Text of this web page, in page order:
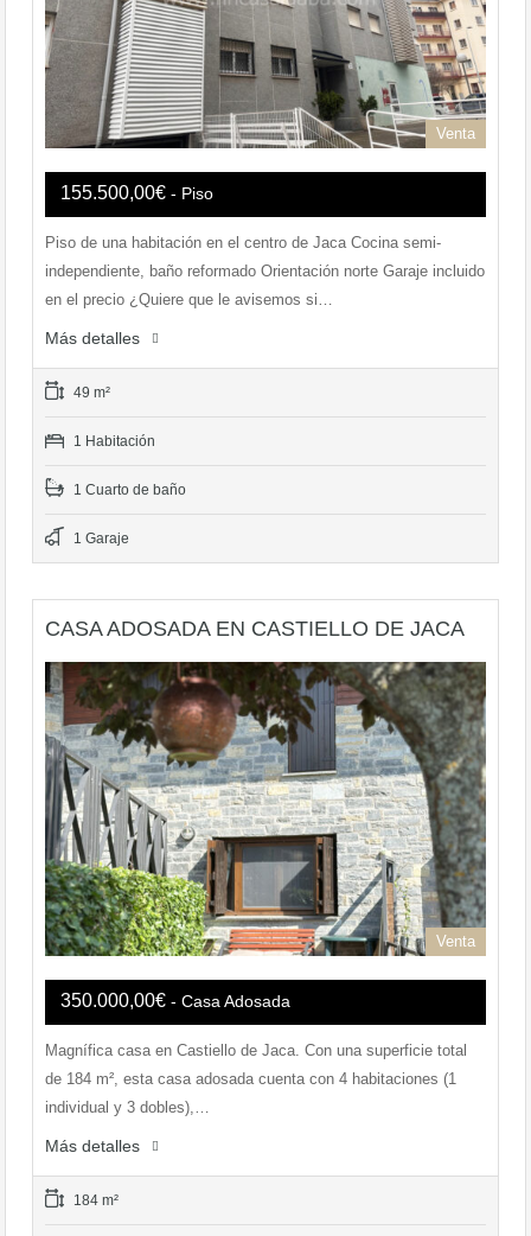
Venta
155.500,00€ - Piso
Piso de una habitación en el centro de Jaca Cocina semi-
independiente, baño reformado Orientación norte Garaje incluido
en el precio ¿Quiere que le avisemos si…
Más detalles
49 m²
1 Habitación
1 Cuarto de baño
1 Garaje
CASA ADOSADA EN CASTIELLO DE JACA
Venta
350.000,00€ - Casa Adosada
Magnífica casa en Castiello de Jaca. Con una superficie total
de 184 m², esta casa adosada cuenta con 4 habitaciones (1
individual y 3 dobles),…
Más detalles
184 m²